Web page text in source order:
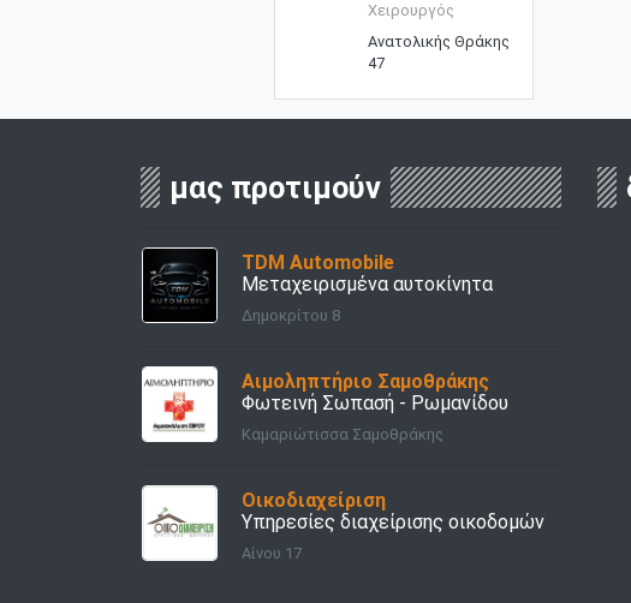
Χειρουργός
Ανατολικής Θράκης
47
μας προτιμούν
TDM Automobile
Μεταχειρισμένα αυτοκίνητα
Δημοκρίτου 8
Αιμοληπτήριο Σαμοθράκης
Φωτεινή Σωπασή - Ρωμανίδου
Καμαριώτισσα Σαμοθράκης
Οικοδιαχείριση
Υπηρεσίες διαχείρισης οικοδομών
Αίνου 17